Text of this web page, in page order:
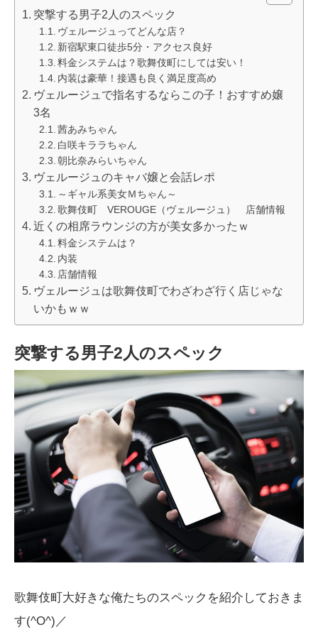
突撃する男子2人のスペック
ヴェルージュってどんな店？
新宿駅東口徒歩5分・アクセス良好
料金システムは？歌舞伎町にしては安い！
内装は豪華！接遇も良く満足度高め
ヴェルージュで指名するならこの子！おすすめ嬢
3名
茜あみちゃん
白咲キララちゃん
朝比奈みらいちゃん
ヴェルージュのキャバ嬢と会話レポ
～ギャル系美女Ｍちゃん～
歌舞伎町 VEROUGE（ヴェルージュ） 店舗情報
近くの相席ラウンジの方が美女多かったｗ
料金システムは？
内装
店舗情報
ヴェルージュは歌舞伎町でわざわざ行く店じゃな
いかもｗｗ
突撃する男子2人のスペック
歌舞伎町大好きな俺たちのスペックを紹介しておきま
す(^O^)／